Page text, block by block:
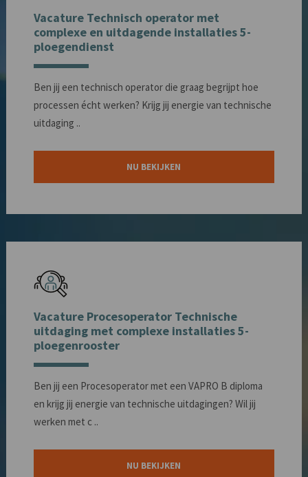
Vacature Technisch operator met
complexe en uitdagende installaties 5-
ploegendienst
Ben jij een technisch operator die graag begrijpt hoe
processen écht werken? Krijg jij energie van technische
uitdaging ..
NU BEKIJKEN
Vacature Procesoperator Technische
uitdaging met complexe installaties 5-
ploegenrooster
Ben jij een Procesoperator met een VAPRO B diploma
en krijg jij energie van technische uitdagingen? Wil jij
werken met c ..
NU BEKIJKEN